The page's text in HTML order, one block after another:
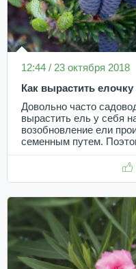
12:44 / 23 октября 2018
Как вырастить
Довольно часто
вырастить ель у себя
возобновление ели
семенным путем.